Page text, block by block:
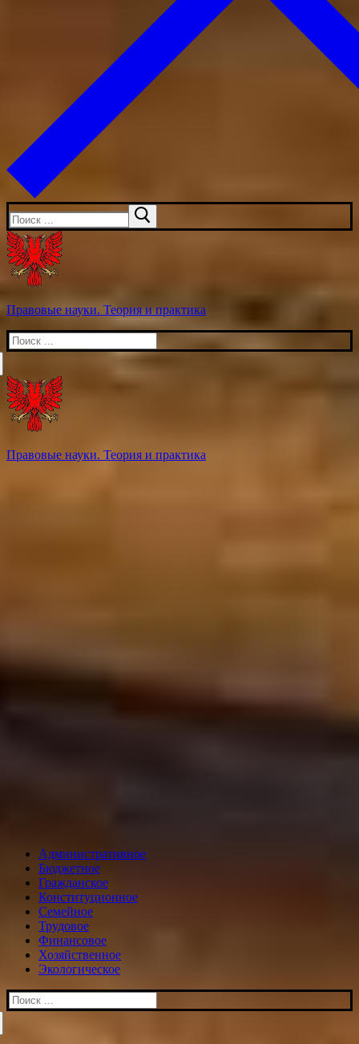
Искать:
Правовые науки. Теория и практика
Искать:
Правовые науки. Теория и практика
Административное
Бюджетное
Гражданское
Конституционное
Семейное
Трудовое
Финансовое
Хозяйственное
Экологическое
Искать: